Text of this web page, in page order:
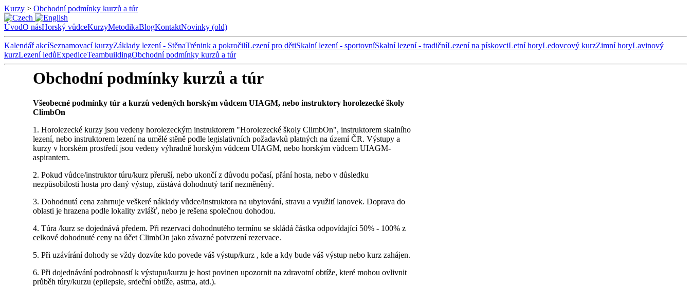
Kurzy > Obchodní podmínky kurzů a túr
ÚvodO násHorský vůdceKurzyMetodikaBlogKontaktNovinky (old)
Kalendář akcíSeznamovací kurzyZáklady lezení - StěnaTrénink a pokročilíLezení pro dětiSkalní lezení - sportovníSkalní lezení - tradičníLezení na pískovciLetní horyLedovcový kurzZimní horyLavinový
kurzLezení ledůExpediceTeambuildingObchodní podmínky kurzů a túr
Obchodní podmínky kurzů a túr
Všeobecné podmínky túr a kurzů vedených horským vůdcem UIAGM, nebo instruktory horolezecké školy
ClimbOn
1. Horolezecké kurzy jsou vedeny horolezeckým instruktorem "Horolezecké školy ClimbOn", instruktorem skalního
lezení, nebo instruktorem lezení na umělé stěně podle legislativních požadavků platných na území ČR. Výstupy a
kurzy v horském prostředí jsou vedeny výhradně horským vůdcem UIAGM, nebo horským vůdcem UIAGM-
aspirantem.
2. Pokud vůdce/instruktor túru/kurz přeruší, nebo ukončí z důvodu počasí, přání hosta, nebo v důsledku
nezpůsobilosti hosta pro daný výstup, zůstává dohodnutý tarif nezměněný.
3. Dohodnutá cena zahrnuje veškeré náklady vůdce/instruktora na ubytování, stravu a využití lanovek. Doprava do
oblasti je hrazena podle lokality zvlášť, nebo je rešena společnou dohodou.
4. Túra /kurz se dojednává předem. Při rezervaci dohodnutého termínu se skládá částka odpovídající 50% - 100% z
celkové dohodnuté ceny na účet ClimbOn jako závazné potvrzení rezervace.
5. Při uzávírání dohody se vždy dozvíte kdo povede váš výstup/kurz , kde a kdy bude váš výstup nebo kurz zahájen.
6. Při dojednávání podrobností k výstupu/kurzu je host povinen upozornit na zdravotní obtíže, které mohou ovlivnit
průběh túry/kurzu (epilepsie, srdeční obtíže, astma, atd.).